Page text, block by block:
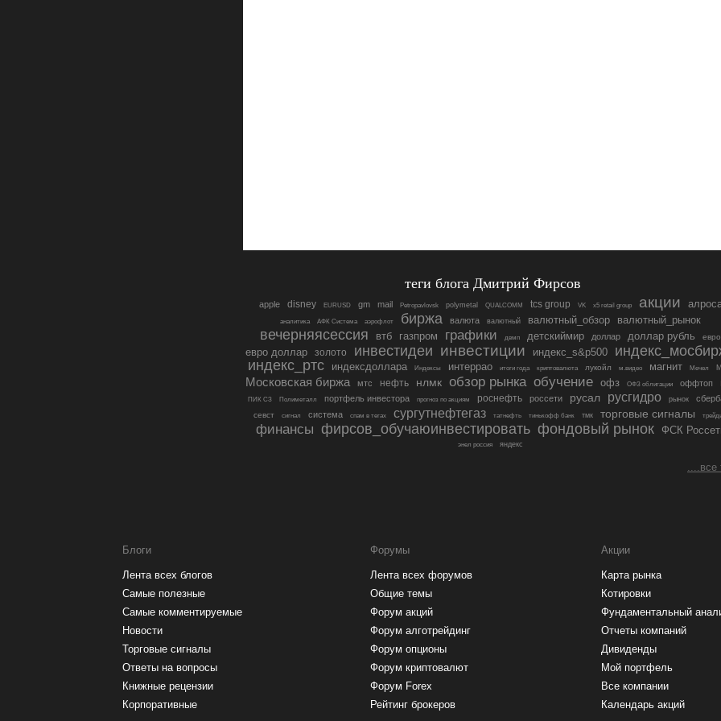
теги блога Дмитрий Фирсов
apple disney EURUSD gm mail Petropavlovsk polymetal QUALCOMM tcs group VK x5 retail group акции
аналитика АФК Система аэрофлот биржа валюта валютный валютный_обзор валютный_рынок
вечерняясессия втб газпром графики двмп детскиймир доллар доллар рубль евро
евро доллар золото инвестидеи инвестиции индекс_s&p500
индекс_ртс индексдоллара Индексы интеррао итоги года криптовалюта лукойл м.видео магнит Мечел
Московская биржа мтс нефть нлмк обзор рынка обучение офз ОФЗ облигации оффтоп
ПИК СЗ Полиметалл портфель инвестора прогноз по акциям роснефть россети русал русгидро рынок
севст сигнал система спам в тегах сургутнефтегаз татнефть тинькофф банк тмк торговые сигналы
финансы фирсов_обучаюинвестировать фондовый рынок ФСК
энел россия яндекс
....все
Блоги
Лента всех блогов
Самые полезные
Самые комментируемые
Новости
Торговые сигналы
Ответы на вопросы
Книжные рецензии
Корпоративные
Форумы
Лента всех форумов
Общие темы
Форум акций
Форум алготрейдинг
Форум опционы
Форум криптовалют
Форум Forex
Рейтинг брокеров
Акции
Карта рынка
Котировки
Фундаментальный
Отчеты компаний
Дивиденды
Мой портфель
Все компании
Календарь акций